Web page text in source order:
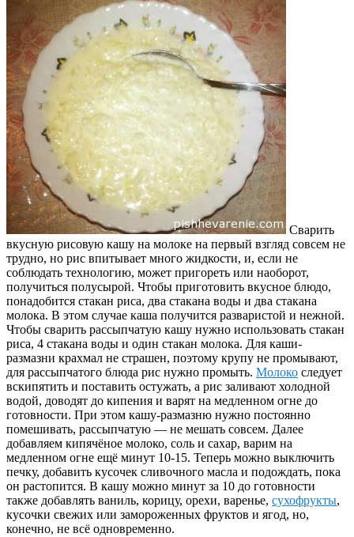
Сварить
вкусную рисовую кашу на молоке на первый взгляд совсем не
трудно, но рис впитывает много жидкости, и, если не
соблюдать технологию, может пригореть или наоборот,
получиться полусырой. Чтобы приготовить вкусное блюдо,
понадобится стакан риса, два стакана воды и два стакана
молока. В этом случае каша получится разваристой и нежной.
Чтобы сварить рассыпчатую кашу нужно использовать стакан
риса, 4 стакана воды и один стакан молока. Для каши-
размазни крахмал не страшен, поэтому крупу не промывают,
для рассыпчатого блюда рис нужно промыть. Молоко следует
вскипятить и поставить остужать, а рис заливают холодной
водой, доводят до кипения и варят на медленном огне до
готовности. При этом кашу-размазню нужно постоянно
помешивать, рассыпчатую — не мешать совсем. Далее
добавляем кипячёное молоко, соль и сахар, варим на
медленном огне ещё минут 10-15. Теперь можно выключить
печку, добавить кусочек сливочного масла и подождать, пока
он растопится. В кашу можно минут за 10 до готовности
также добавлять ваниль, корицу, орехи, варенье, сухофрукты,
кусочки свежих или замороженных фруктов и ягод, но,
конечно, не всё одновременно.